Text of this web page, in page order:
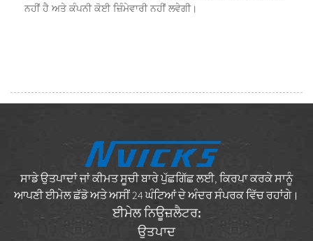
ਨਹੀਂ ਹੈ ਅਤੇ ਕੰਪਨੀ ਕੋਈ ਜ਼ਿੰਮੇਵਾਰੀ ਨਹੀਂ ਲਵੇਗੀ।
ਸਾਡੇ ਉਤਪਾਦਾਂ ਜਾਂ ਕੀਮਤ ਸੂਚੀ ਬਾਰੇ ਪੁੱਛਗਿੱਛ ਲਈ, ਕਿਰਪਾ ਕਰਕੇ ਸਾਨੂੰ
ਆਪਣੀ ਈਮੇਲ ਛੱਡੋ ਅਤੇ ਅਸੀਂ 24 ਘੰਟਿਆਂ ਦੇ ਅੰਦਰ ਸੰਪਰਕ ਵਿੱਚ ਰਹਾਂਗੇ।
ਈਮੇਲ ਨਿਊਜ਼ਲੈਟਰ:
ਉਤਪਾਦ